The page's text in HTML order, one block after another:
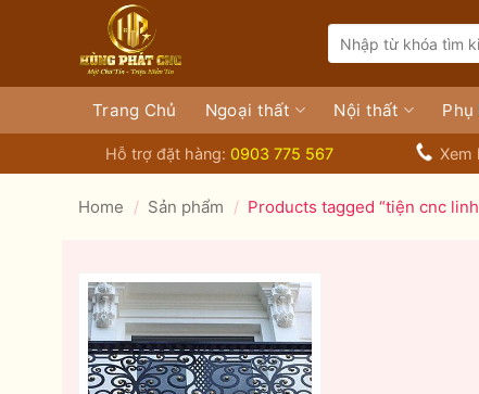
dung
for:
Trang Chủ Ngoại thất Nội thất Phụ
Hỗ trợ đặt hàng: 0903 775 567 Xem
Home / Sản phẩm / Products tagged “tiện cnc